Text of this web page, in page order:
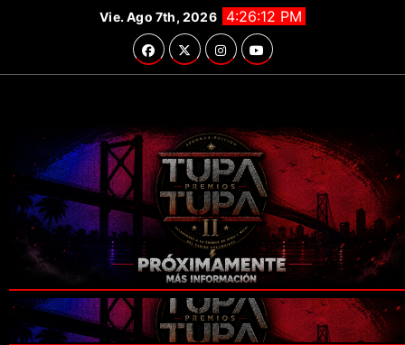
Vie. Ago 7th, 2026 4:26:14 PM